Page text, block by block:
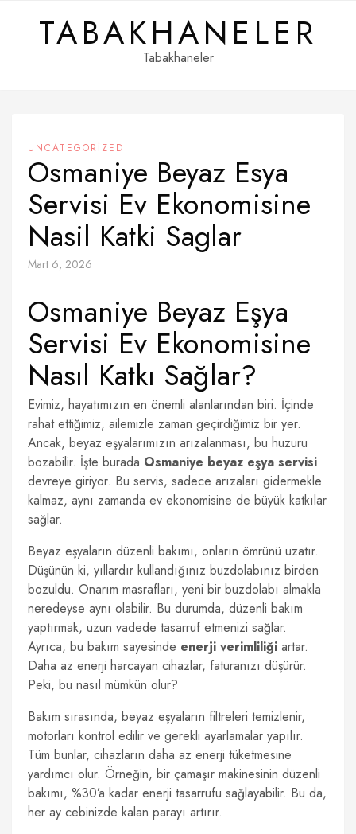
TABAKHANELER
Tabakhaneler
UNCATEGORIZED
Osmaniye Beyaz Esya
Servisi Ev Ekonomisine
Nasil Katki Saglar
Mart 6, 2026
Osmaniye Beyaz Eşya
Servisi Ev Ekonomisine
Nasıl Katkı Sağlar?
Evimiz, hayatımızın en önemli alanlarından biri. İçinde
rahat ettiğimiz, ailemizle zaman geçirdiğimiz bir yer.
Ancak, beyaz eşyalarımızın arızalanması, bu huzuru
bozabilir. İşte burada Osmaniye beyaz eşya servisi
devreye giriyor. Bu servis, sadece arızaları gidermekle
kalmaz, aynı zamanda ev ekonomisine de büyük katkılar
sağlar.
Beyaz eşyaların düzenli bakımı, onların ömrünü uzatır.
Düşünün ki, yıllardır kullandığınız buzdolabınız birden
bozuldu. Onarım masrafları, yeni bir buzdolabı almakla
neredeyse aynı olabilir. Bu durumda, düzenli bakım
yaptırmak, uzun vadede tasarruf etmenizi sağlar.
Ayrıca, bu bakım sayesinde enerji verimliliği artar.
Daha az enerji harcayan cihazlar, faturanızı düşürür.
Peki, bu nasıl mümkün olur?
Bakım sırasında, beyaz eşyaların filtreleri temizlenir,
motorları kontrol edilir ve gerekli ayarlamalar yapılır.
Tüm bunlar, cihazların daha az enerji tüketmesine
yardımcı olur. Örneğin, bir çamaşır makinesinin düzenli
bakımı, %30’a kadar enerji tasarrufu sağlayabilir. Bu da,
her ay cebinizde kalan parayı artırır.